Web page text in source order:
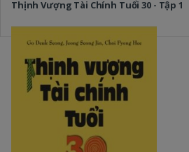
Thịnh Vượng Tài Chính Tuổi 30 - Tập 1